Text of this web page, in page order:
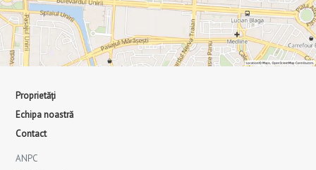
Proprietăți
Echipa noastră
Contact
ANPC